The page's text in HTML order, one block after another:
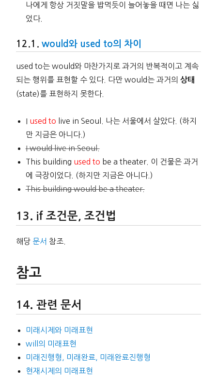
나에게 항상 거짓말을 밥먹듯이 늘어놓을 때면 나는 싫
었다.
would와 used to의 차이
used to는 would와 마찬가지로 과거의 반복적이고 계속
되는 행위를 표현할 수 있다. 다만 would는 과거의 상태
(state)를 표현하지 못한다.
I used to live in Seoul. 나는 서울에서 살았다. (하지
만 지금은 아니다.)
I would live in Seoul.
This building used to be a theater. 이 건물은 과거
에 극장이었다. (하지만 지금은 아니다.)
This building would be a theater.
if 조건문, 조건법
해당 문서 참조.
참고
관련 문서
미래시제와 미래표현
will의 미래표현
미래진행형, 미래완료, 미래완료진행형
현재시제의 미래표현